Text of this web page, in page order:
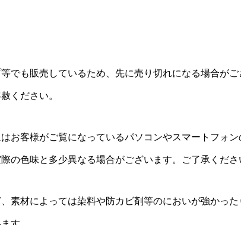
でも販売しているため、先に売り切れになる場合がご
ください。
お客様がご覧になっているパソコンやスマートフォ
の色味と多少異なる場合がございます。ご了承くださ
素材によっては染料や防カビ剤等のにおいが強かっ